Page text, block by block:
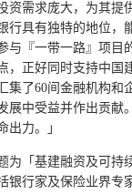
资需求庞大，为其提
行具有独特的地位，
与『一带一路』项目
，正好同时支持中国
集了60间金融机构和
展中受益并作出贡献
出力。」
为「基建融资及可持
银行家及保险业界专